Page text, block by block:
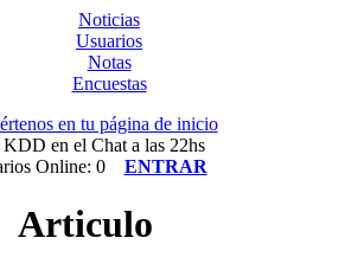
Noticias
Usuarios
Notas
Encuestas
en tu página de inicio
en el Chat a las 22hs
Online: 0 ENTRAR
Articulo